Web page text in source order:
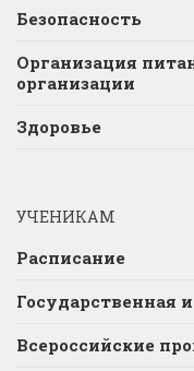
Безопасность
Организация
организации
Здоровье
УЧЕНИКАМ
Расписание
Государственная
Всероссийские